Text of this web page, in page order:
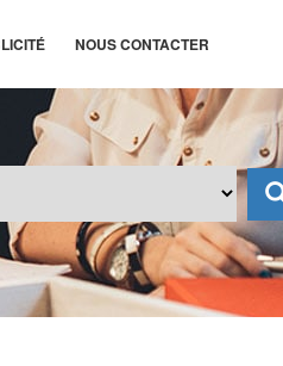
NOUS CONTACTER